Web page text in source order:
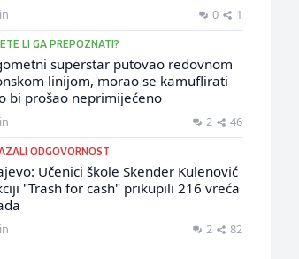
0 1
LI GA PREPOZNATI?
superstar putovao redovnom
linijom, morao se kamuflirati
bi prošao neprimijećeno
2 46
ODGOVORNOST
Učenici škole Skender Kulenović
"Trash for cash" prikupili 216 vreća
2 82